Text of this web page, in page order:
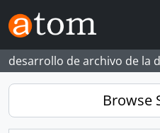
Skip to main content
desarrollo de archivo de la
Browse